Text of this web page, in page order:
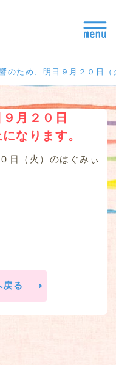
のため、明日９月２０日
月２０日
なります。
日（火）のはぐみぃ
戻る